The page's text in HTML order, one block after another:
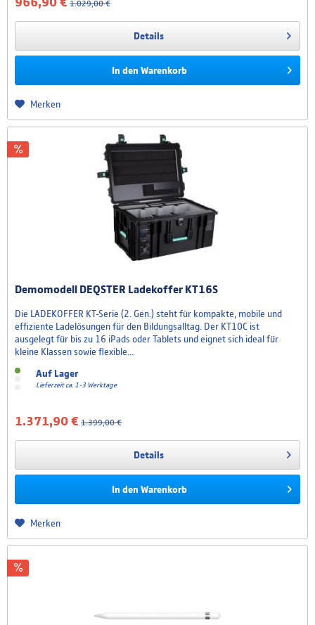
1.029,00 €
Details
In den Warenkorb
Merken
Demomodell DEQSTER Ladekoffer KT16S
Die LADEKOFFER KT-Serie (2. Gen.) steht für kompakte, mobile und
effiziente Ladelösungen für den Bildungsalltag. Der KT10C ist
ausgelegt für bis zu 16 iPads oder Tablets und eignet sich ideal für
kleine Klassen sowie flexible...
Auf Lager
Lieferzeit ca. 1-3 Werktage
1.371,90 € 1.399,00 €
Details
In den Warenkorb
Merken